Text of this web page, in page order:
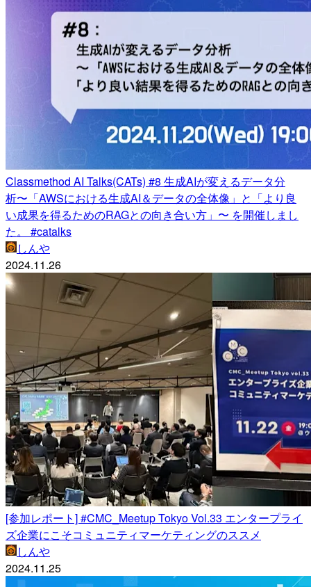
Classmethod AI Talks(CATs) #8 生成AIが変えるデータ分
析〜「AWSにおける生成AI＆データの全体像」と「より良
い成果を得るためのRAGとの向き合い方」〜 を開催しまし
た。 #catalks
しんや
2024.11.26
[参加レポート] #CMC_Meetup Tokyo Vol.33 エンタープライ
ズ企業にこそコミュニティマーケティングのススメ
しんや
2024.11.25